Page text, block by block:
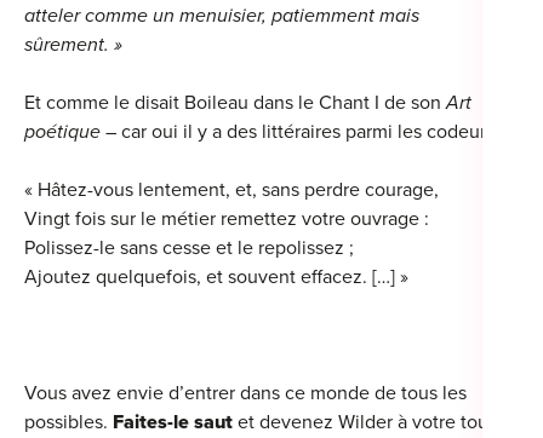
atteler comme un menuisier, patiemment mais
sûrement. »
Et comme le disait Boileau dans le Chant I de son Art
poétique – car oui il y a des littéraires parmi les codeurs !
« Hâtez-vous lentement, et, sans perdre courage,
Vingt fois sur le métier remettez votre ouvrage :
Polissez-le sans cesse et le repolissez ;
Ajoutez quelquefois, et souvent effacez. […] »
Vous avez envie d’entrer dans ce monde de tous les
possibles. Faites-le saut et devenez Wilder à votre tour.